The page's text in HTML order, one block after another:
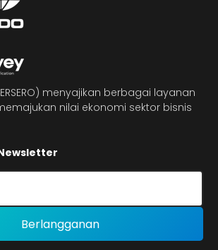
menyajikan berbagai layanan
nilai ekonomi sektor bisnis